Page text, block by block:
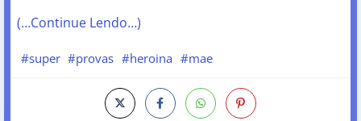
(…Continue Lendo…)
#super #provas #heroina #mae